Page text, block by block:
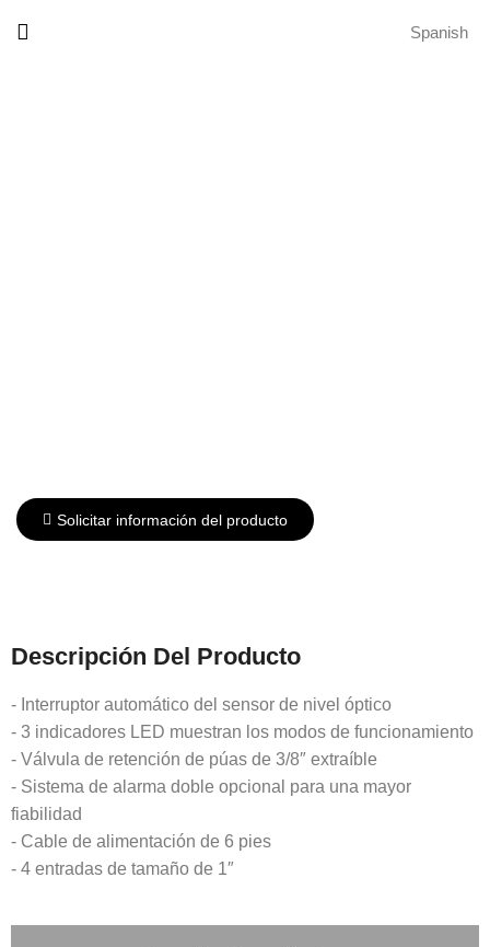
Spanish
Solicitar información del producto
Descripción Del Producto
- Interruptor automático del sensor de nivel óptico
- 3 indicadores LED muestran los modos de funcionamiento
- Válvula de retención de púas de 3/8″ extraíble
- Sistema de alarma doble opcional para una mayor
fiabilidad
- Cable de alimentación de 6 pies
- 4 entradas de tamaño de 1″